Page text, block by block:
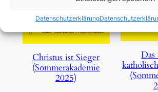
Datenschutzerklärung
Christus ist Sieger
(Sommerakademie
2025)
Das